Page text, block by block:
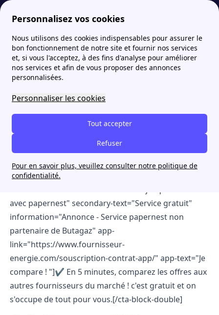
Personnalisez vos cookies
Nous utilisons des cookies indispensables pour assurer le
bon fonctionnement de notre site et fournir nos services
et, si vous l'acceptez, à des fins d'analyse pour améliorer
nos services et afin de vous proposer des annonces
personnalisées.
Personnaliser les cookies
Tout accepter
Refuser
Pour en savoir plus, veuillez consulter notre politique de
confidentialité.
Fournisseur-Energie Qui est le fournisseur d'énergie Butagaz ? Avis Butagaz 2026 : ce que pensent les clients
[cta-block-double active="day" color="white" title="💡
Electricité moins chère? Economisez jusqu'à 300€/an
avec papernest" call-link="tel:0972507740" call-
de 8h00" information="Annonce - Service papernest
non partenaire de Butagaz" wcb-text="Rappel"]En 5
minutes, comparez les offres aux autres fournisseurs
du marché c'est gratuit [/cta-block-double][cta-block-
double active="night" color="white" title="💡
avec papernest" secondary-text="Service gratuit"
information="Annonce - Service papernest non
partenaire de Butagaz" app-
link="https://www.fournisseur-
energie.com/souscription-contrat-app/" app-text="Je
compare ! "]✔️ En 5 minutes, comparez les offres aux
autres fournisseurs du marché ! c'est gratuit et on
s'occupe de tout pour vous.[/cta-block-double]